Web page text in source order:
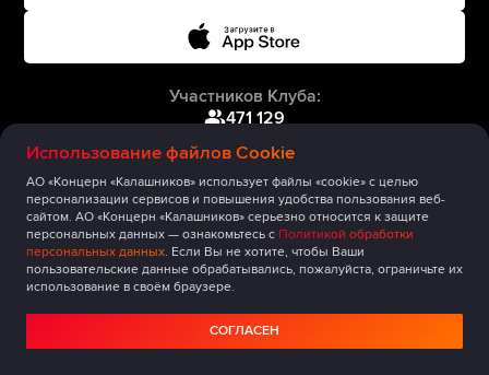
Использование файлов Cookie
АО «Концерн «Калашников» использует файлы «cookie» с целью
персонализации сервисов и повышения удобства пользования веб-
сайтом. АО «Концерн «Калашников» серьезно относится к защите
персональных данных — ознакомьтесь с Политикой обработки
персональных данных. Если Вы не хотите, чтобы Ваши
пользовательские данные обрабатывались, пожалуйста, ограничьте их
использование в своём браузере.
СОГЛАСЕН
Участников Клуба:
471 129